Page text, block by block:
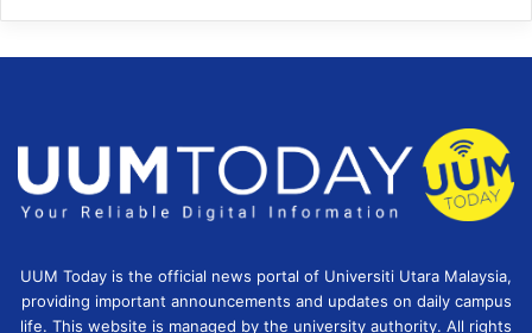
UUM Today is the official news portal of Universiti Utara Malaysia,
providing important announcements and updates on daily campus
life. This website is managed by the university authority. All rights